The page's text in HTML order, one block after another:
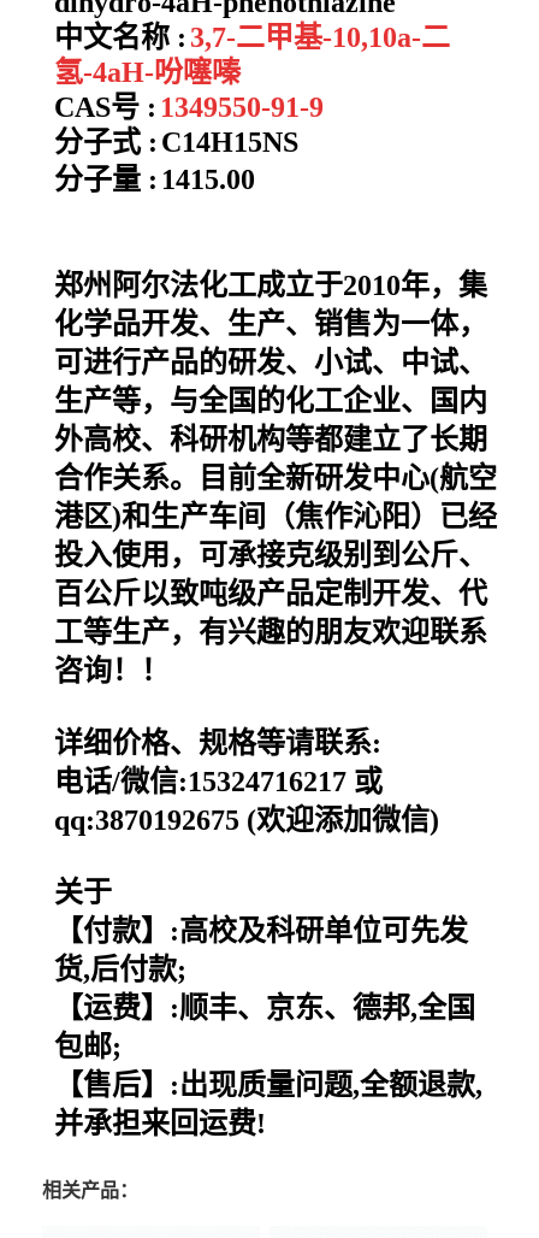
中文名称 : 3,7-二甲基-10,10a-二
氢-4aH-吩噻嗪
CAS号 : 1349550-91-9
分子式 : C14H15NS
分子量 : 1415.00
郑州阿尔法化工成立于2010年，集
化学品开发、生产、销售为一体，
可进行产品的研发、小试、中试、
生产等，与全国的化工企业、国内
外高校、科研机构等都建立了长期
合作关系。目前全新研发中心(航空
港区)和生产车间（焦作沁阳）已经
投入使用，可承接克级别到公斤、
百公斤以致吨级产品定制开发、代
工等生产，有兴趣的朋友欢迎联系
咨询！！
详细价格、规格等请联系:
电话/微信:15324716217 或
qq:3870192675 (欢迎添加微信)
关于
【付款】:高校及科研单位可先发
货,后付款;
【运费】:顺丰、京东、德邦,全国
包邮;
【售后】:出现质量问题,全额退款,
并承担来回运费!
相关产品：